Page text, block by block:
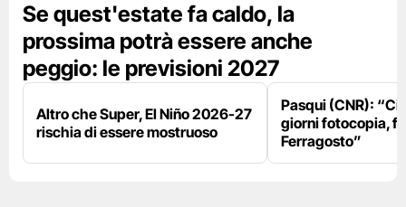
Se quest'estate fa caldo, la
prossima potrà essere anche
peggio: le previsioni 2027
Altro che Super, El Niño 2026-27
rischia di essere mostruoso
Pasqui (CNR):
giorni fotocopia,
Ferragosto”